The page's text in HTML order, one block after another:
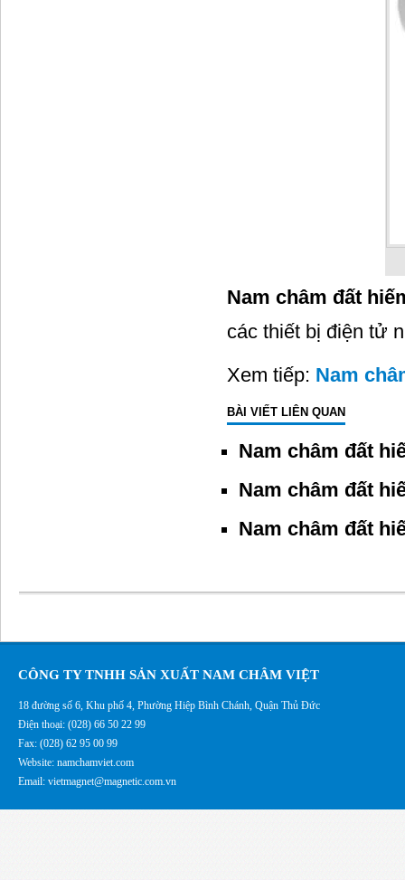
Nam châm đất
các thiết bị điện tử
Xem tiếp: Nam
BÀI VIẾT LIÊN QUAN
Nam châm đất
Nam châm đất
Nam châm đất
CÔNG TY TNHH SẢN XUẤT NAM CHÂM VIỆT
18 đường số 6, Khu phố 4, Phường Hiệp Bình Chánh, Quận Thủ Đức
Điện thoại: (028) 66 50 22 99
Fax: (028) 62 95 00 99
Website: namchamviet.com
Email: vietmagnet@magnetic.com.vn